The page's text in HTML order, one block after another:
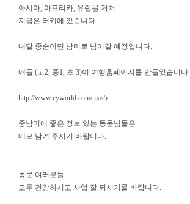
아시아, 아프리카, 유럽을 거쳐
지금은 터키에 있습니다.
내달 중순이면 남미로 넘어갈 예정입니다.
애들 (고2, 중1, 초 3)이 여행홈페이지를 만들었습니다.
http://www.cyworld.com/mas5
중남미에 좋은 정보 있는 동문님들은
메모 남겨 주시기 바랍니다.
동문 여러분들
모두 건강하시고 사업 잘 되시기를 바랍니다.